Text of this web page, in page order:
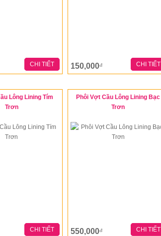
CHI TIẾT 150,000đ CHI TIẾT
Lông Lining Tím
Trơn
CHI TIẾT
Phôi Vợt Cầu Lông Lining Bạc
Trơn
550,000đ CHI TIẾT